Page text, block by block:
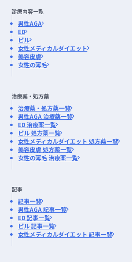
診療内容一覧
男性AGA
ED
ピル
女性メディカルダイエット
美容皮膚
女性の薄毛
治療薬・処方薬
治療薬・処方薬一覧
男性AGA 治療薬一覧
ED 治療薬一覧
ピル 処方薬一覧
女性メディカルダイエット 処方薬一覧
美容皮膚 処方薬一覧
女性の薄毛 治療薬一覧
記事
記事一覧
男性AGA 記事一覧
ED 記事一覧
ピル 記事一覧
女性メディカルダイエット 記事一覧